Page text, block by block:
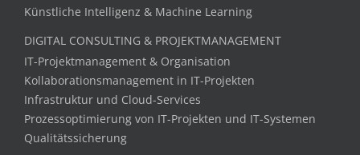
Künstliche Intelligenz & Machine Learning
DIGITAL CONSULTING & PROJEKTMANAGEMENT
IT-Projektmanagement & Organisation
Kollaborationsmanagement in IT-Projekten
Infrastruktur und Cloud-Services
Prozessoptimierung von IT-Projekten und IT-Systemen
Qualitätssicherung